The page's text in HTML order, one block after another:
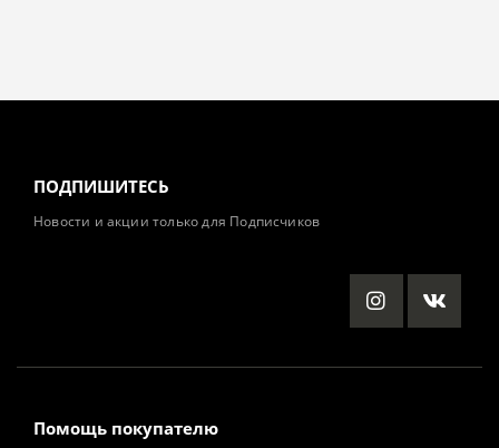
ПОДПИШИТЕСЬ
Новости и акции только для Подписчиков
Помощь покупателю